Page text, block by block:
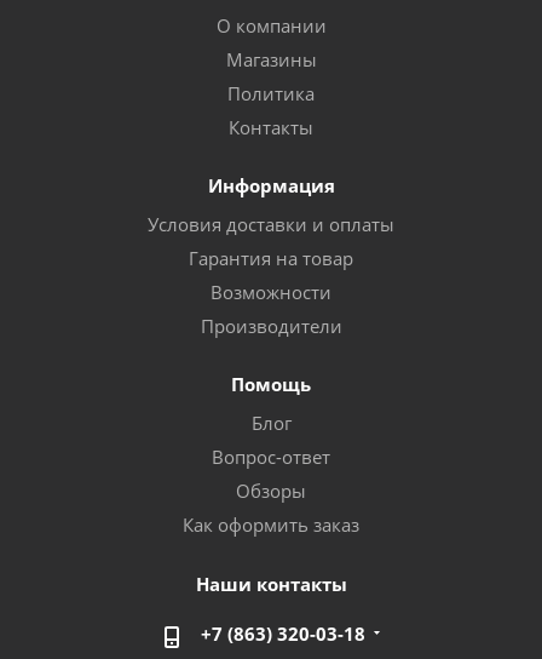
О компании
Магазины
Политика
Контакты
Информация
Условия доставки и оплаты
Гарантия на товар
Возможности
Производители
Помощь
Блог
Вопрос-ответ
Обзоры
Как оформить заказ
Наши контакты
+7 (863) 320-03-18